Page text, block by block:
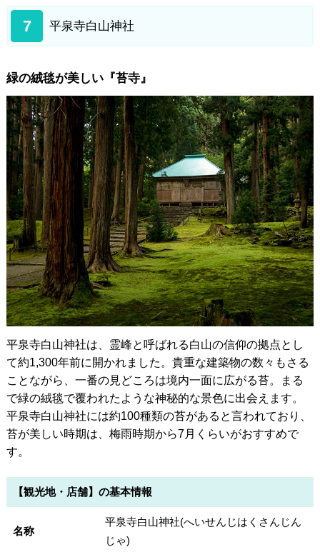
7 平泉寺白山神社
緑の絨毯が美しい『苔寺』
平泉寺白山神社は、霊峰と呼ばれる白山の信仰の拠点とし
て約1,300年前に開かれました。貴重な建築物の数々もさる
ことながら、一番の見どころは境内一面に広がる苔。まる
で緑の絨毯で覆われたような神秘的な景色に出会えます。
平泉寺白山神社には約100種類の苔があると言われており、
苔が美しい時期は、梅雨時期から7月くらいがおすすめで
す。
【観光地・店舗】の基本情報
名称
平泉寺白山神社(へいせんじはくさんじん
じゃ)